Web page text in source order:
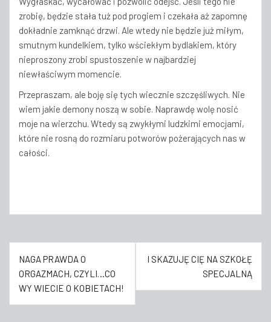
zrobię, będzie stała tuż pod progiem i czekała aż zapomnę
dokładnie zamknąć drzwi. Ale wtedy nie będzie już miłym,
smutnym kundelkiem, tylko wściekłym bydlakiem, który
nieproszony zrobi spustoszenie w najbardziej
niewłaściwym momencie.
Przepraszam, ale boję się tych wiecznie szczęśliwych. Nie
wiem jakie demony noszą w sobie. Naprawdę wolę nosić
moje na wierzchu. Wtedy są zwykłymi ludzkimi emocjami,
które nie rosną do rozmiaru potworów pożerających nas w
całości.
Nawigacja
wpisu
NAGA PRAWDA O
ORGAZMACH, CZYLI…CO
WY WIECIE O KOBIETACH!
I SKAZUJĘ CIĘ NA SZKOŁĘ
SPECJALNĄ